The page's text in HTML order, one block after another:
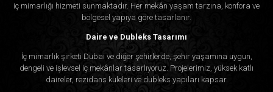
iç mimarlığı hizmeti sunmaktadır. Her mekân yaşam tarzına, konfora ve
bölgesel yapıya göre tasarlanır.
Daire ve Dubleks Tasarımı
İç mimarlık şirketi Dubai ve diğer şehirlerde, şehir yaşamına uygun,
dengeli ve işlevsel iç mekânlar tasarlıyoruz. Projelerimiz, yüksek katlı
daireler, rezidans kuleleri ve dubleks yapıları kapsar.